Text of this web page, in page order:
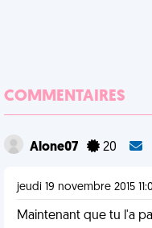
COMMENTAIRES
Alone07 20
jeudi 19 novembre 2015
Maintenant que tu l'a